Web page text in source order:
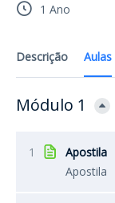
Descrição Aulas
Módulo 1
1
Apostila
Apostila
1 Ano